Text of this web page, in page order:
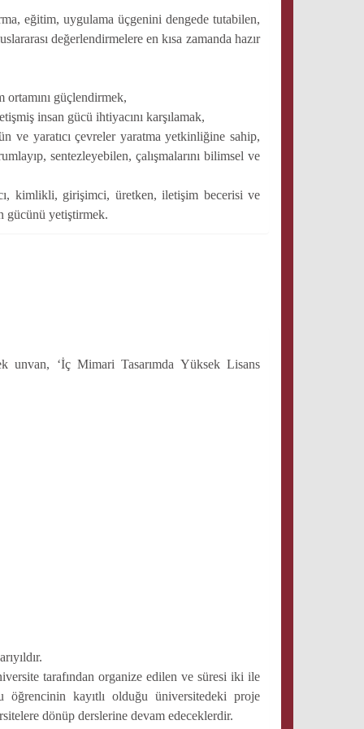
eğitim, uygulama üçgenini dengede tutabilen,
değerlendirmelere en kısa zamanda hazır
güçlendirmek,
insan gücü ihtiyacını karşılamak,
ve yaratıcı çevreler yaratma yetkinliğine sahip,
sentezleyebilen, çalışmalarını bilimsel ve
kimlikli, girişimci, üretken, iletişim becerisi ve
gücünü yetiştirmek.
unvan, ‘İç Mimari Tasarımda Yüksek Lisans
tarafından organize edilen ve süresi iki ile
öğrencinin kayıtlı olduğu üniversitedeki proje
dönüp derslerine devam edeceklerdir.